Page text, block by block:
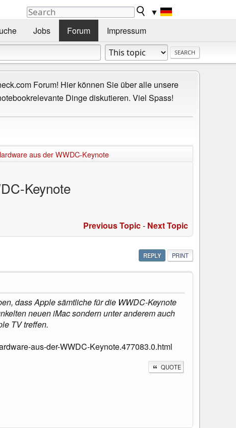
▼
Jobs Forum Impressum
Forum! Hier können Sie über alle unsere
Dinge diskutieren. Viel Spass!
aus der WWDC-Keynote
Keynote
Previous Topic- Next Topic
REPLY PRINT
dass Apple sämtliche für die WWDC-Keynote
neuen iMac sondern unter anderem auch
TV treffen.
aus-der-WWDC-Keynote.477083.0.html
QUOTE